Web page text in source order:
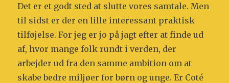
Det er et godt sted at slutte vores samtale. Men
til sidst er der en lille interessant praktisk
tilføjelse. For jeg er jo på jagt efter at finde ud
af, hvor mange folk rundt i verden, der
arbejder ud fra den samme ambition om at
skabe bedre miljøer for børn og unge. Er Coté